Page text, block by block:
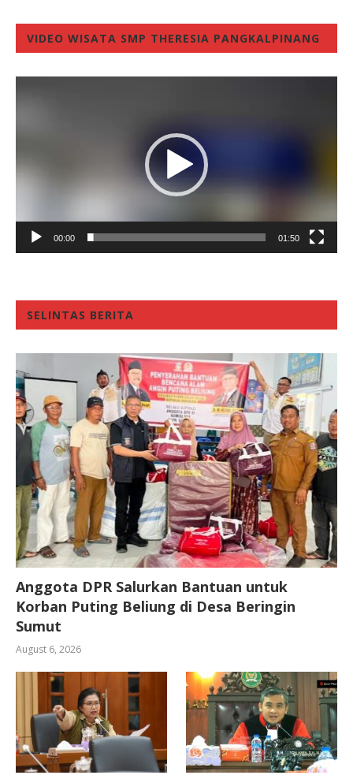
VIDEO WISATA SMP THERESIA PANGKALPINANG
00:00 01:50
SELINTAS BERITA
Anggota DPR Salurkan Bantuan untuk
Korban Puting Beliung di Desa Beringin
Sumut
August 6, 2026